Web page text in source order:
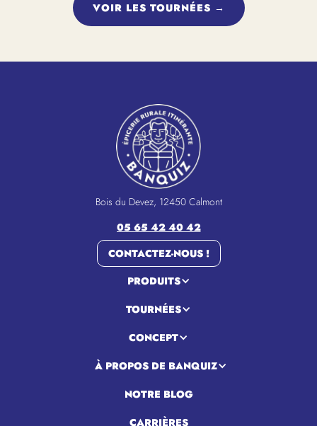
VOIR LES TOURNÉES →
Bois du Devez, 12450 Calmont
05 65 42 40 42
CONTACTEZ-NOUS !
PRODUITS
TOURNÉES
CONCEPT
À PROPOS DE BANQUIZ
NOTRE BLOG
CARRIÈRES